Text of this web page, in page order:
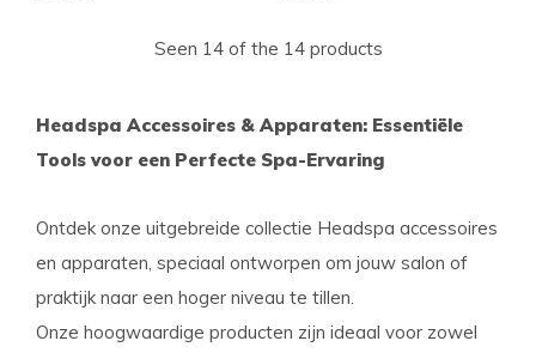
Seen 14 of the 14 products
Headspa Accessoires & Apparaten: Essentiële
Tools voor een Perfecte Spa-Ervaring
Ontdek onze uitgebreide collectie Headspa accessoires
en apparaten, speciaal ontworpen om jouw salon of
praktijk naar een hoger niveau te tillen.
Onze hoogwaardige producten zijn ideaal voor zowel